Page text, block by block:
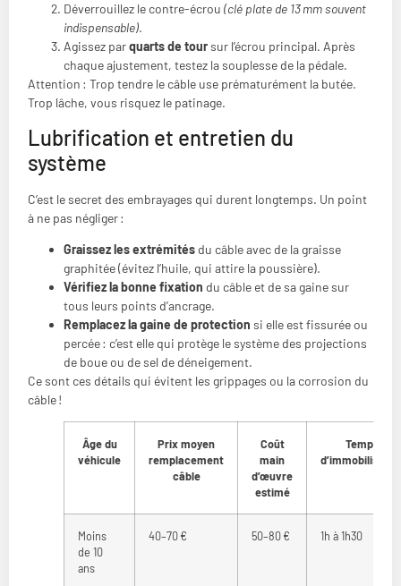
Déverrouillez le contre-écrou (clé plate de 13 mm souvent
indispensable).
Agissez parquarts de toursur l’écrou principal. Après
chaque ajustement, testez la souplesse de la pédale.
Attention : Trop tendre le câble use prématurément la butée.
Trop lâche, vous risquez le patinage.
Lubrification et entretien du
système
C’est le secret des embrayages qui durent longtemps. Un point
à ne pas négliger :
Graissez les extrémités du câble avec de la graisse
graphitée (évitez l’huile, qui attire la poussière).
Vérifiez la bonne fixation du câble et de sa gaine sur
tous leurs points d’ancrage.
Remplacez la gaine de protection si elle est fissurée ou
percée : c’est elle qui protège le système des projections
de boue ou de sel de déneigement.
Ce sont ces détails qui évitent les grippages ou la corrosion du
câble !
Âge du
véhicule
Prix moyen
remplacement
câble
Coût
main
d’œuvre
estimé
Temps
Moins
de 10
ans
40–70 € 50–80 € 1h à 1h30